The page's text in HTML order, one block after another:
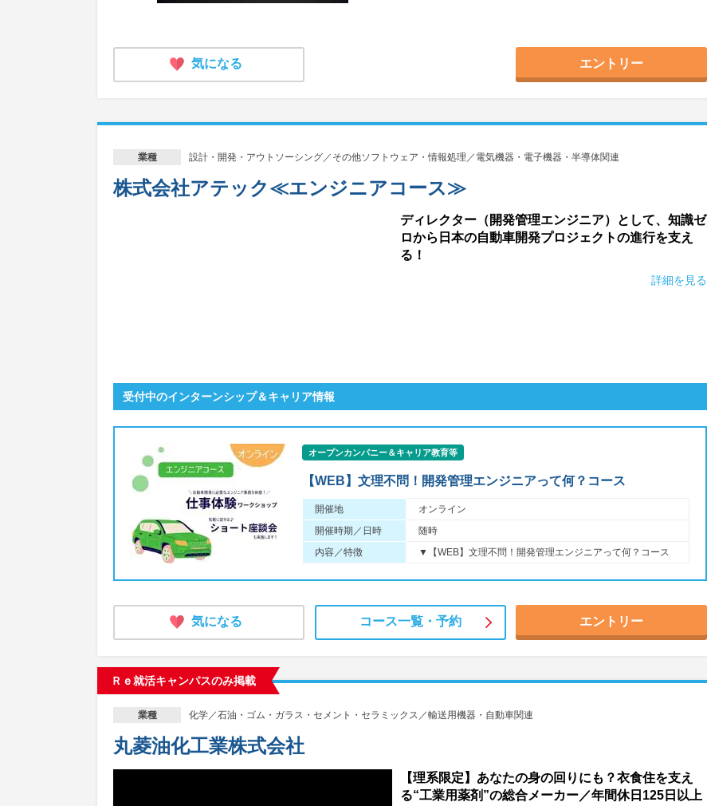
気になる エントリー
業種 設計・開発・アウトソーシング／その他ソフトウェア・情報処理／電気機器・電子機器・半導体関連
株式会社アテック≪エンジニアコース≫
ディレクター（開発管理エンジニア）として、知識ゼ
ロから日本の自動車開発プロジェクトの進行を支え
る！
詳細を見る
受付中のインターンシップ＆キャリア情報
オープンカンパニー＆キャリア教育等
【WEB】文理不問！開発管理エンジニアって何？コース
開催地
オンライン
開催時期／日時
随時
内容／特徴
▼【WEB】文理不問！開発管理エンジニアって何？コース
気になる コース一覧・ 予約 エントリー
Ｒｅ就活キャンパスのみ掲載
業種 化学／石油・ゴム・ガラス・セメント・セラミックス／輸送用機器・自動車関連
丸菱油化工業株式会社
【理系限定】あなたの身の回りにも？衣食住を支え
る“工業用薬剤”の総合メーカー／年間休日125日以上